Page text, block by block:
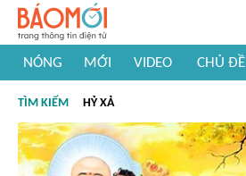
NÓNG MỚI VIDEO CHỦ ĐỀ
#Khám phá thế giới
TÌM KIẾM HỶ XẢ